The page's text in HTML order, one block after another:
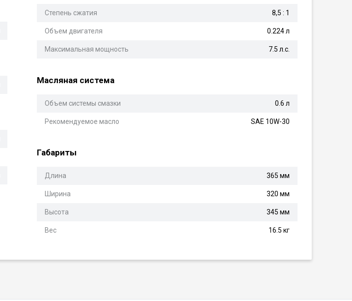
Степень сжатия 8,5 : 1
Объем двигателя 0.224 л
Максимальная мощность 7.5 л.с.
Масляная система
Объем системы смазки 0.6 л
Рекомендуемое масло SAE 10W-30
Габариты
Длина 365 мм
Ширина 320 мм
Высота 345 мм
Вес 16.5 кг